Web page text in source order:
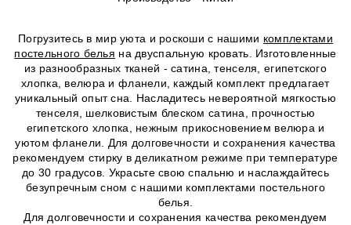
Погрузитесь в мир уюта и роскоши с нашими комплектами
постельного белья на двуспальную кровать. Изготовленные
из разнообразных тканей - сатина, тенселя, египетского
хлопка, велюра и фланели, каждый комплект предлагает
уникальный опыт сна. Насладитесь невероятной мягкостью
тенселя, шелковистым блеском сатина, прочностью
египетского хлопка, нежным прикосновением велюра и
уютом фланели. Для долговечности и сохранения качества
рекомендуем стирку в деликатном режиме при температуре
до 30 градусов. Украсьте свою спальню и наслаждайтесь
безупречным сном с нашими комплектами постельного
белья.
Для долговечности и сохранения качества рекомендуем